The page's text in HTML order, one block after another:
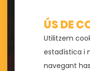
ÚS DE
Utilitzem
estadística i
navegant